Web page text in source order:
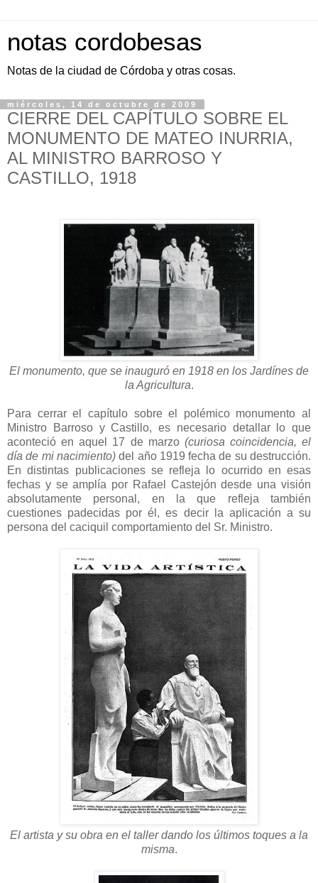
notas cordobesas
Notas de la ciudad de Córdoba y otras cosas.
miércoles, 14 de octubre de 2009
CIERRE DEL CAPÍTULO SOBRE EL
MONUMENTO DE MATEO INURRIA,
AL MINISTRO BARROSO Y
CASTILLO, 1918
El monumento, que se inauguró en 1918 en los Jardínes de
la Agricultura.
Para cerrar el capítulo sobre el polémico monumento al
Ministro Barroso y Castillo, es necesario detallar lo que
aconteció en aquel 17 de marzo (curiosa coincidencia, el
día de mi nacimiento)del año 1919 fecha de su destrucción.
En distintas publicaciones se refleja lo ocurrido en esas
fechas y se amplía por Rafael Castejón desde una visión
absolutamente personal, en la que refleja también
cuestiones padecidas por él, es decir la aplicación a su
persona del caciquil comportamiento del Sr. Ministro.
El artista y su obra en el taller dando los últimos toques a la
misma.